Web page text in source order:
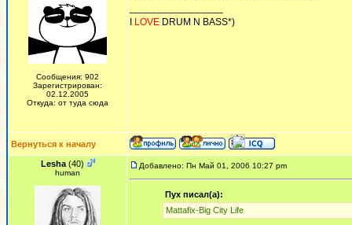
Сообщения: 902
Зарегистрирован:
02.12.2005
Откуда: от туда сюда
LOVE DRUM N BASS*)
Вернуться к началу
Lesha(40)
human
Добавлено: Пн Май 01, 2006 10:27 pm
Пух писал(а):
Mattafix-Big City Life